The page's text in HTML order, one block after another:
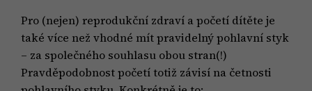
Pro (nejen) reprodukční zdraví a početí dítěte je
také více než vhodné mít pravidelný pohlavní styk
– za společného souhlasu obou stran(!)
Pravděpodobnost početí totiž závisí na četnosti